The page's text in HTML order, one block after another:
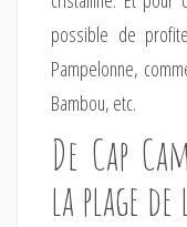
possible de
Pampelonne,
Bambou, etc.
De Cap
la plage de